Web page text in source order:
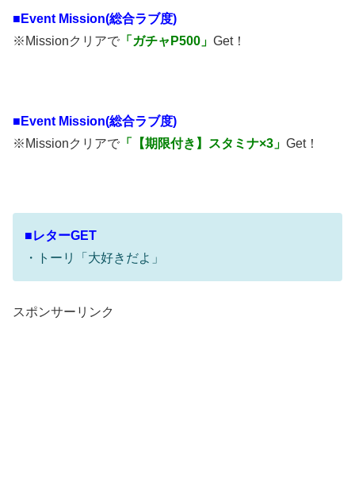
■ Event Mission(総合ラブ度)
※Missionクリアで 「ガチャP500」 Get！
■ Event Mission(総合ラブ度)
※Missionクリアで 「【期限付き】スタミナ×3」 Get！
■レターGET
・トーリ「大好きだよ」
スポンサーリンク